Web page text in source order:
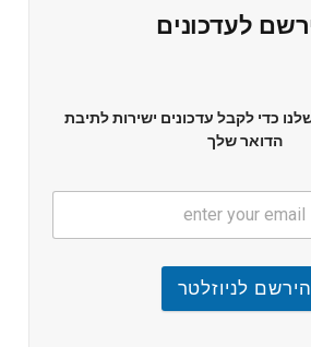
לעדכונים
כדי לקבל עדכונים ישירות לתיבת
הדואר שלך
הירשם לניוזלטר